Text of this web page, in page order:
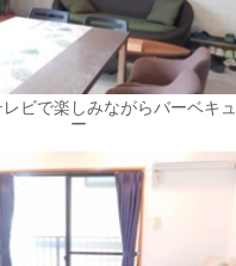
ビで楽しみながらバーベキュ
ー